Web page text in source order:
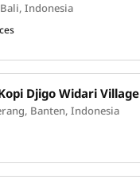
Indonesia
Djigo Widari Village
Banten, Indonesia